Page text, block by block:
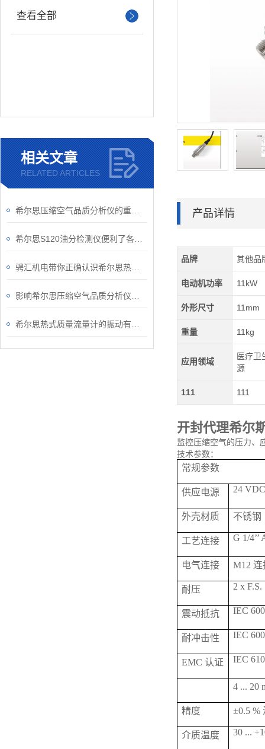
查看全部
相关文章
RELATED ARTICLES
产品详情
品牌 其他品
电动机功率 11kW
外形尺寸 11mm
重量 11kg
应用领域
医疗卫
源
111 111
开封代理希尔
监控压缩空气的压力
技术参数：
常规参数
供应电源 24
外壳材质 不锈钢
工艺连接 G 1/4’’
电气连接 M12
耐压 2 x F.S.
震动抵抗 IEC
耐冲击性 IEC
EMC 认证 IEC
4 ... 20
精度 ±0.5 %
介质温度 30 ...